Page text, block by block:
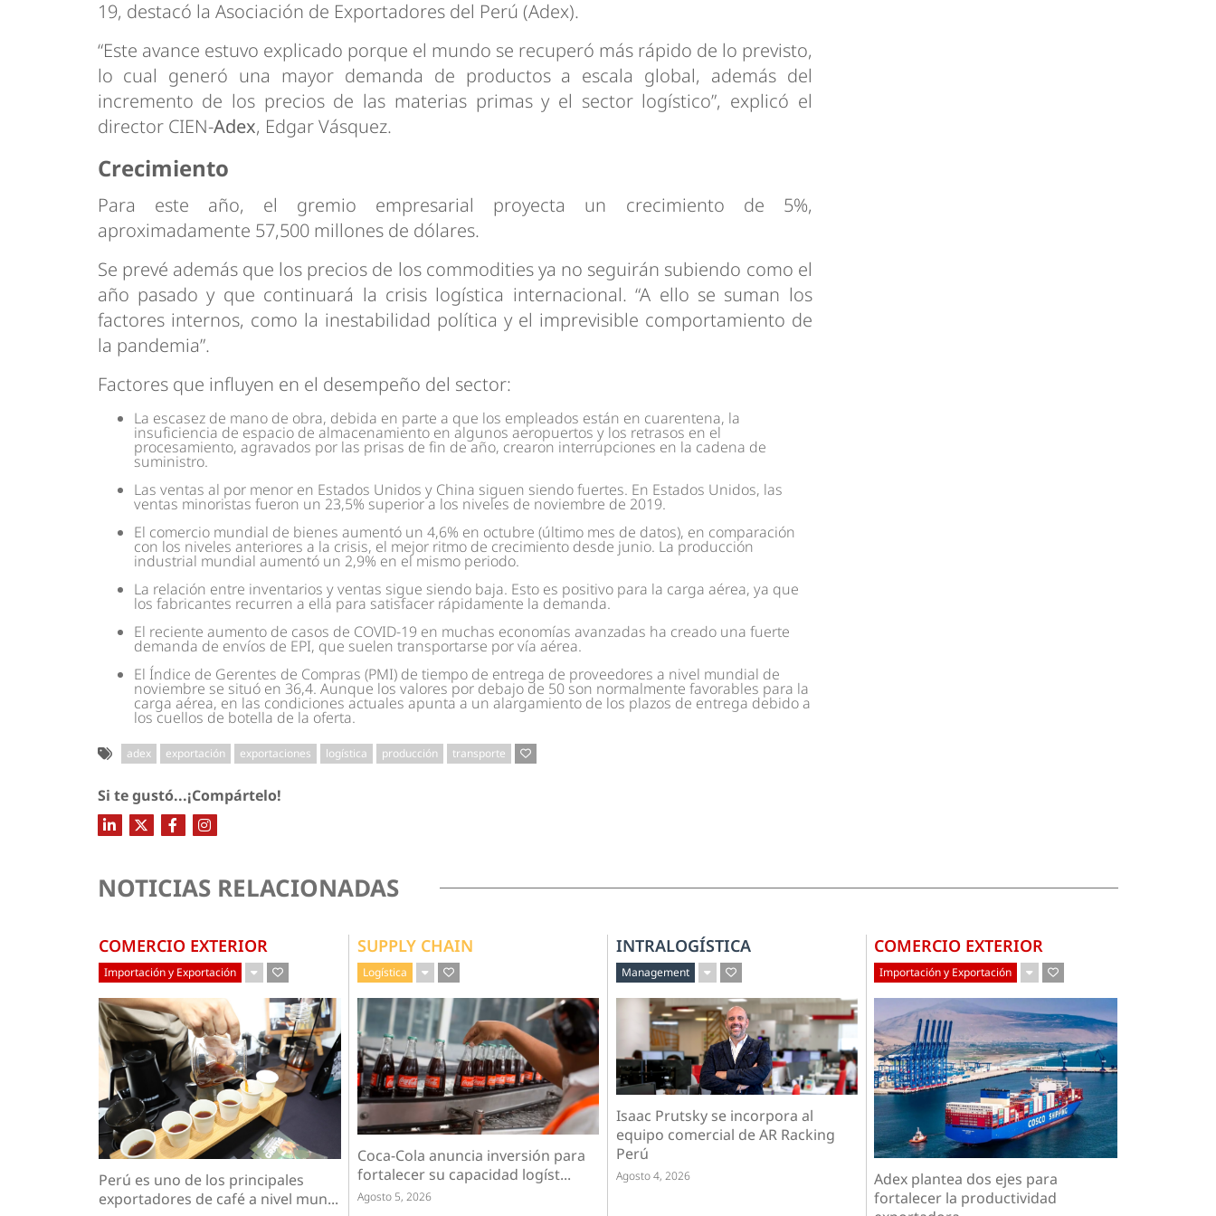
19, destacó la Asociación de Exportadores del Perú (Adex).
“Este avance estuvo explicado porque el mundo se recuperó más rápido de lo previsto,
lo cual generó una mayor demanda de productos a escala global, además del
incremento de los precios de las materias primas y el sector logístico”, explicó el
director CIEN-Adex, Edgar Vásquez.
Crecimiento
Para este año, el gremio empresarial proyecta un crecimiento de 5%,
aproximadamente 57,500 millones de dólares.
Se prevé además que los precios de los commodities ya no seguirán subiendo como el
año pasado y que continuará la crisis logística internacional. “A ello se suman los
factores internos, como la inestabilidad política y el imprevisible comportamiento de
la pandemia”.
Factores que influyen en el desempeño del sector:
La escasez de mano de obra, debida en parte a que los empleados están en cuarentena, la
insuficiencia de espacio de almacenamiento en algunos aeropuertos y los retrasos en el
procesamiento, agravados por las prisas de fin de año, crearon interrupciones en la cadena de
suministro.
Las ventas al por menor en Estados Unidos y China siguen siendo fuertes. En Estados Unidos, las
ventas minoristas fueron un 23,5% superior a los niveles de noviembre de 2019.
El comercio mundial de bienes aumentó un 4,6% en octubre (último mes de datos), en comparación
con los niveles anteriores a la crisis, el mejor ritmo de crecimiento desde junio. La producción
industrial mundial aumentó un 2,9% en el mismo periodo.
La relación entre inventarios y ventas sigue siendo baja. Esto es positivo para la carga aérea, ya que
los fabricantes recurren a ella para satisfacer rápidamente la demanda.
El reciente aumento de casos de COVID-19 en muchas economías avanzadas ha creado una fuerte
demanda de envíos de EPI, que suelen transportarse por vía aérea.
El Índice de Gerentes de Compras (PMI) de tiempo de entrega de proveedores a nivel mundial de
noviembre se situó en 36,4. Aunque los valores por debajo de 50 son normalmente favorables para la
carga aérea, en las condiciones actuales apunta a un alargamiento de los plazos de entrega debido a
los cuellos de botella de la oferta.
adex exportación exportaciones logística producción transporte
Si te gustó...¡Compártelo!
NOTICIAS RELACIONADAS
COMERCIO EXTERIOR
Importación y Exportación
Perú es uno de los principales
exportadores de café a nivel mun...
SUPPLY CHAIN
Logística
Coca-Cola anuncia inversión para
fortalecer su capacidad logíst...
Agosto 5, 2026
INTRALOGÍSTICA
Management
Isaac Prutsky se incorpora al
equipo comercial de AR Racking
Perú
Agosto 4, 2026
COMERCIO EXTERIOR
Importación y Exportación
Adex plantea dos ejes para
fortalecer la productividad